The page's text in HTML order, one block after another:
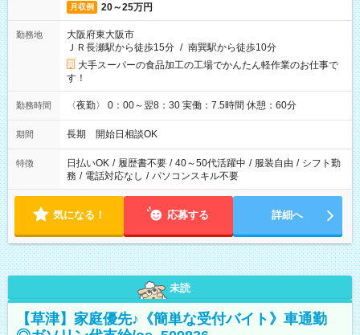
月収例 20～25万円
勤務地
大阪府東大阪市
ＪＲ長瀬駅から徒歩15分 / 南巽駅から徒歩10分
大手スーパーの食品加工の工場でかんたん軽作業のお仕事で
す！
勤務時間 〈夜勤〉 0：00～翌8：30 実働：7.5時間 休憩：60分
期間 長期 開始日相談OK
特徴 日払いOK / 履歴書不要 / 40～50代活躍中 / 服装自由 / シフト勤
務 / 電話対応なし / パソコンスキル不要
気になる！ 応募する 詳細へ
未読
【草津】家庭優先♪《簡単な受付バイト》車通勤